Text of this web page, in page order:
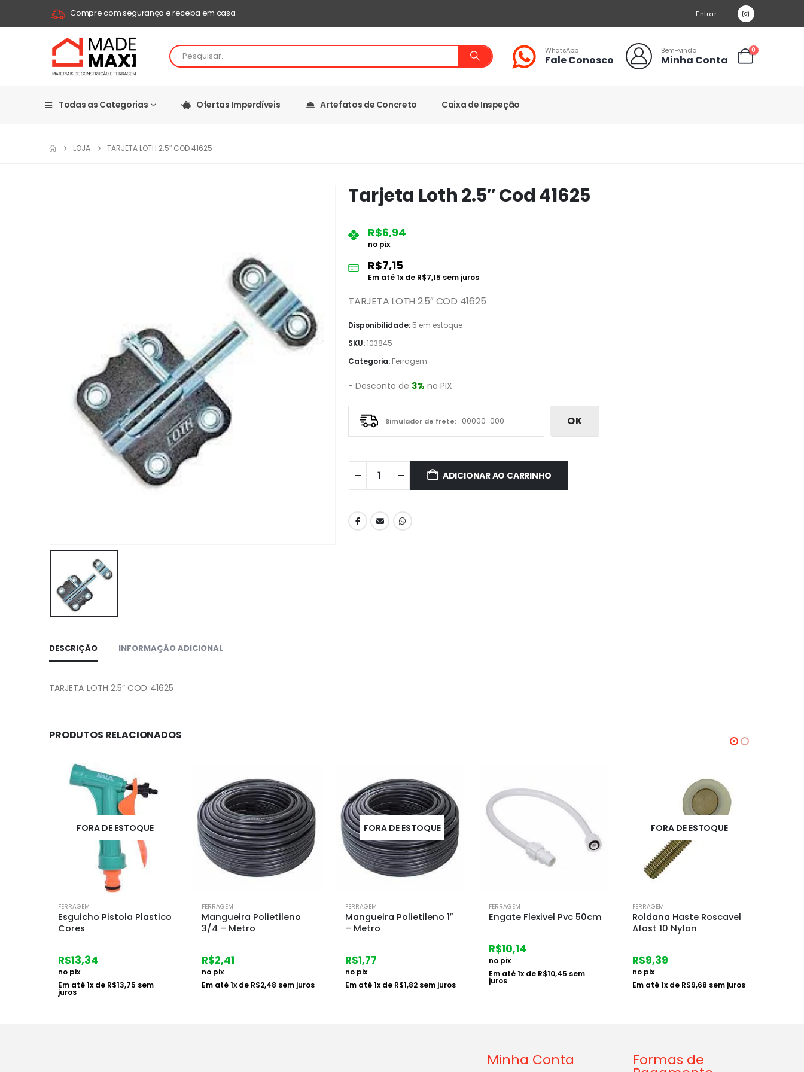
Compre com segurança e receba em casa. Entrar
WhatsApp
Fale Conosco
Bem-vindo
Minha Conta
0
Todas as Categorias Ofertas Imperdíveis Artefatos de Concreto Caixa de Inspeção
LOJA TARJETA LOTH 2.5″ COD 41625
Tarjeta Loth 2.5″ Cod 41625
R$6,94
no pix
R$7,15
Em até1x de R$7,15 sem juros
TARJETA LOTH 2.5″ COD 41625
Disponibilidade: 5 em estoque
SKU:103845
Categoria: Ferragem
- Desconto de 3% no PIX
Simulador de frete: OK
ADICIONAR AO CARRINHO
DESCRIÇÃO INFORMAÇÃO ADICIONAL
TARJETA LOTH 2.5″ COD 41625
PRODUTOS RELACIONADOS
FERRAGEM
Mangueira Polietileno
3/4 – Metro
R$2,41
no pix
Em até1x de R$2,48sem juros
FORA DE ESTOQUE
FERRAGEM
Mangueira Polietileno 1″
– Metro
R$1,77
no pix
Em até1x de R$1,82sem juros
FERRAGEM
Engate Flexivel Pvc 50cm
no pix
Em até
juros
FORA DE ESTOQUE
FERRAGEM
Roldana Haste Roscavel
R$9,39
no pix
Em até
FORA DE ESTOQUE
FERRAGEM
Tela Galv Alambrado Fio
1.9 X 1.00mt Metro
R$29,77
no pix
Em até1x de R$30,69sem
Minha Conta Formas de